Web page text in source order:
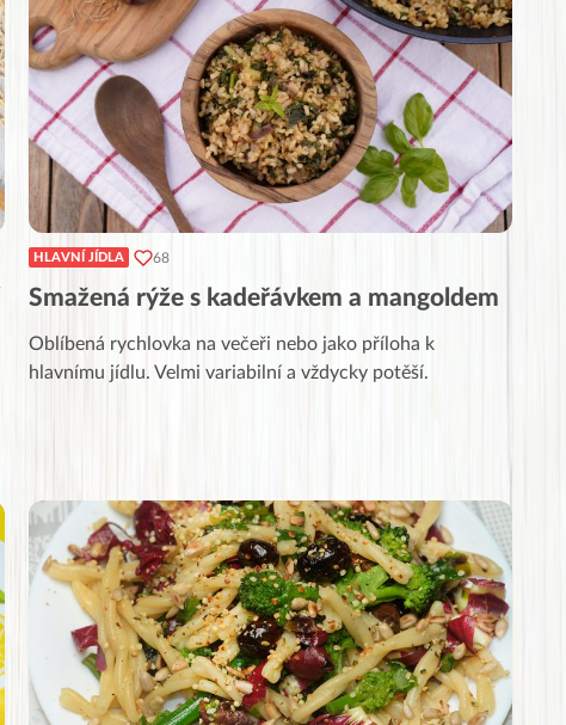
HLAVNÍ JÍDLA 68
Smažená rýže s kadeřávkem a mangoldem
Oblíbená rychlovka na večeři nebo jako příloha k
hlavnímu jídlu. Velmi variabilní a vždycky potěší.